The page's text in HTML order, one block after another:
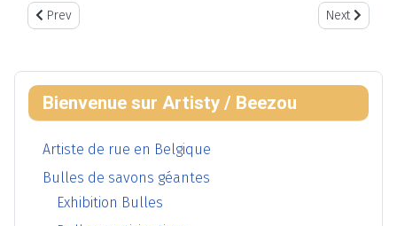
Bienvenue sur Artisty / Beezou
Artiste de rue en Belgique
Bulles de savons géantes
Exhibition Bulles
Previous article: Carolo Balloon Jam 2024
Prev Next article:
Next